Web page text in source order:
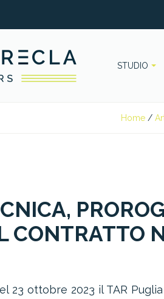
STUDIO
Home /
CONTRATTO
23 ottobre 2023 il TAR